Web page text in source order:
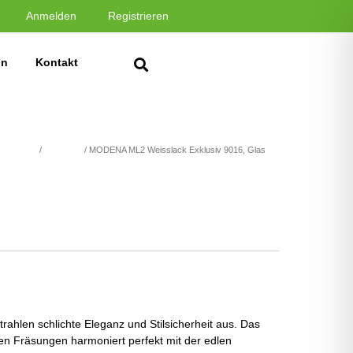
Anmelden Registrieren
Kontakt
/ / MODENA ML2 Weisslack Exklusiv 9016, Glas
schlichte Eleganz und Stilsicherheit aus. Das
Fräsungen harmoniert perfekt mit der edlen